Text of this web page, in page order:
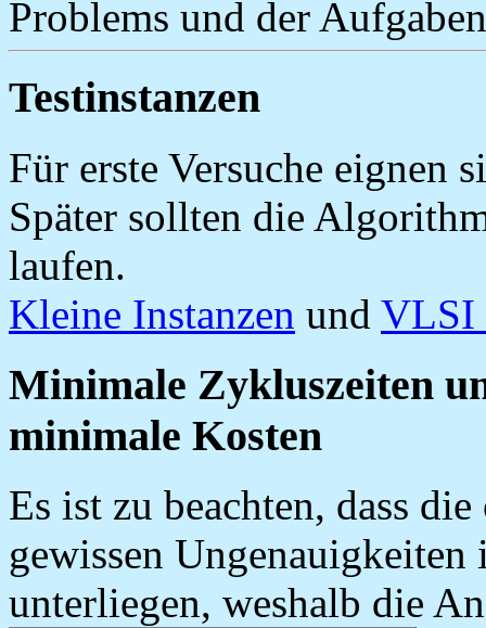
Problems und der
Testinstanzen
Für erste Versuche eignen
Später sollten die
laufen.
Kleine Instanzen und VLSI
Minimale Zykluszeiten
minimale Kosten
Es ist zu beachten, dass
gewissen
unterliegen, weshalb die